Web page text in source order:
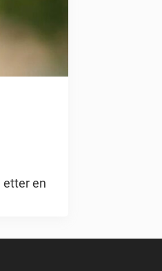
etter en